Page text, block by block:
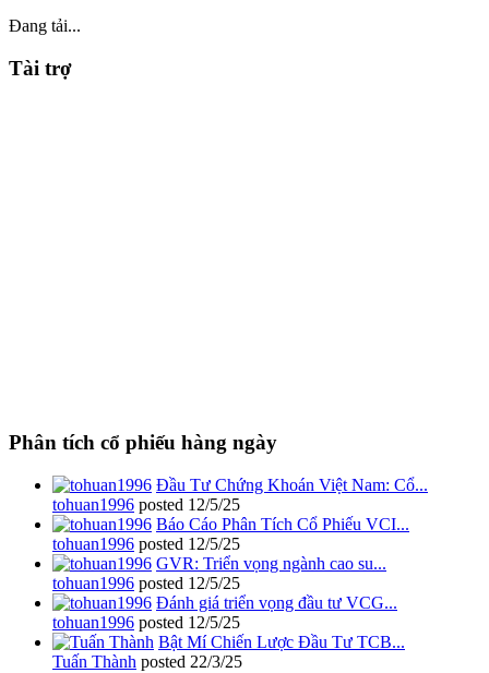
Đang tải...
Tài trợ
Phân tích cổ phiếu hàng ngày
Đầu Tư Chứng Khoán Việt Nam: Cổ...
tohuan1996 posted 12/5/25
Báo Cáo Phân Tích Cổ Phiếu VCI...
tohuan1996 posted 12/5/25
GVR: Triển vọng ngành cao su...
tohuan1996 posted 12/5/25
Đánh giá triển vọng đầu tư VCG...
tohuan1996 posted 12/5/25
Bật Mí Chiến Lược Đầu Tư TCB...
Tuấn Thành posted 22/3/25